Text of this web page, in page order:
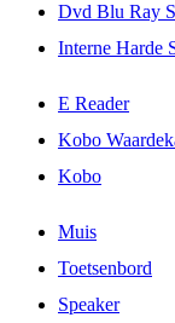
Dvd Blu Ray
Interne Harde
E Reader
Kobo
Kobo
Muis
Toetsenbord
Speaker